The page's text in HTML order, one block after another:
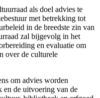
als doel advies te
met betrekking tot
in de breedste zin van
zal bijgevolg in het
en evaluatie om
over de culturele
om advies worden
en de uitvoering van de